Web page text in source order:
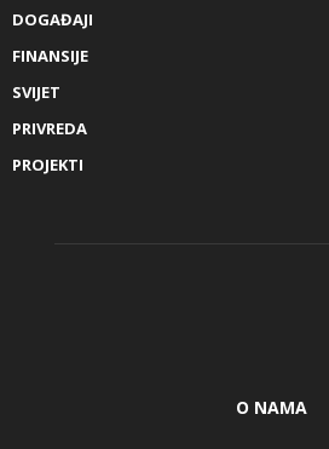
DOGAĐAJI
FINANSIJE
SVIJET
PRIVREDA
PROJEKTI
O NAMA